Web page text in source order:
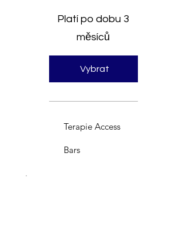
Platí po dobu 3
měsíců
Vybrat
Terapie Access
Bars